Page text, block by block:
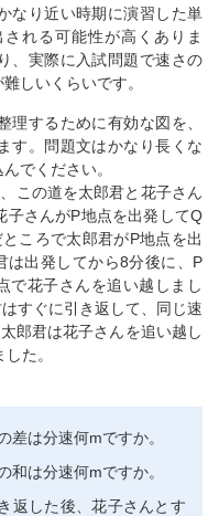
なり近い時期に演習した単
れる可能性が高くありま
、実際に入試問題で速さの
しいくらいです。
するために有効な図を、
す。問題文はかなり長くな
でください。
この道を太郎君と花子さん
子さんがP地点を出発してQ
ころで太郎君がP地点を出
は出発してから8分後に、P
で花子さんを追い越しまし
すぐに引き返して、同じ速
郎君は花子さんを追い越し
た。
差は分速何mですか。
和は分速何mですか。
返した後、花子さんとす